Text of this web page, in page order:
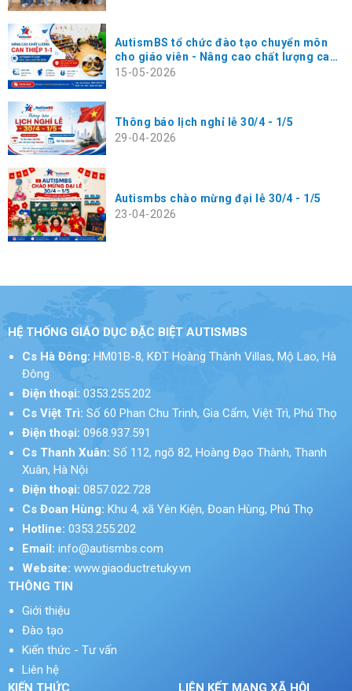
AutismBS tổ chức đào tạo chuyển môn
cho giáo viên - Nâng cao chất lượng can
thiệp 1-1 cho trẻ
15-05-2026
Thông báo lịch nghỉ lễ 30/4 - 1/5
29-04-2026
Autismbs chào mừng đại lễ 30/4 - 1/5
23-04-2026
HỆ THỐNG GIÁO DỤC ĐẶC BIỆT AUTISMBS
Cs Hà Đông: HM01B-8, KĐT Hoàng Thành Villas, Mộ Lao, Hà
Đông
Điện thoại: 0353.255.202
Cs Việt Trì: Số 60 Phan Chu Trinh, Gia Cẩm, Việt Trì, Phú Thọ
Điện thoại: 0968.937.591
Cs Thanh Xuân: Số 112, ngõ 82, Hoàng Đạo Thành, Thanh
Xuân, Hà Nội
Điện thoại: 0857.022.728
Cs Đoan Hùng: Khu 4, xã Yên Kiện, Đoan Hùng, Phú Thọ
Hotline: 0353.255.202
Email: info@autismbs.com
Website: www.giaoductretuky.vn
THÔNG TIN
Giới thiệu
Đào tạo
Kiến thức - Tư vấn
Liên hệ
KIẾN THỨC
LIÊN KẾT MẠNG XÃ HỘI